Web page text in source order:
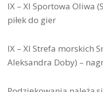
IX – XI Sportowa Oliwa
piłek do gier
IX – XI Strefa morskich
Aleksandra Doby) –